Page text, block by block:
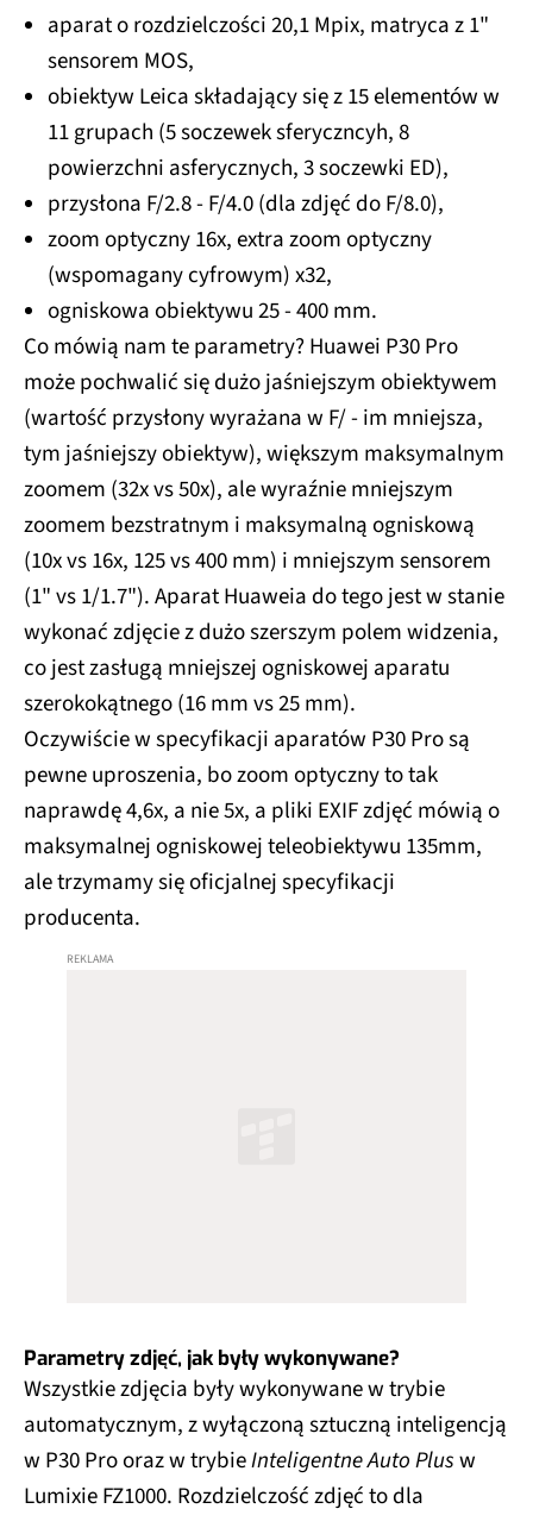
aparat o rozdzielczości 20,1 Mpix, matryca z 1"
sensorem MOS,
obiektyw Leica składający się z 15 elementów w
11 grupach (5 soczewek sferyczncyh, 8
powierzchni asferycznych, 3 soczewki ED),
przysłona F/2.8 - F/4.0 (dla zdjęć do F/8.0),
zoom optyczny 16x, extra zoom optyczny
(wspomagany cyfrowym) x32,
ogniskowa obiektywu 25 - 400 mm.
Co mówią nam te parametry? Huawei P30 Pro
może pochwalić się dużo jaśniejszym obiektywem
(wartość przysłony wyrażana w F/ - im mniejsza,
tym jaśniejszy obiektyw), większym maksymalnym
zoomem (32x vs 50x), ale wyraźnie mniejszym
zoomem bezstratnym i maksymalną ogniskową
(10x vs 16x, 125 vs 400 mm) i mniejszym sensorem
(1" vs 1/1.7"). Aparat Huaweia do tego jest w stanie
wykonać zdjęcie z dużo szerszym polem widzenia,
co jest zasługą mniejszej ogniskowej aparatu
szerokokątnego (16 mm vs 25 mm).
Oczywiście w specyfikacji aparatów P30 Pro są
pewne uproszenia, bo zoom optyczny to tak
naprawdę 4,6x, a nie 5x, a pliki EXIF zdjęć mówią o
maksymalnej ogniskowej teleobiektywu 135mm,
ale trzymamy się oficjalnej specyfikacji
producenta.
Parametry zdjęć, jak były wykonywane?
Wszystkie zdjęcia były wykonywane w trybie
automatycznym, z wyłączoną sztuczną inteligencją
w P30 Pro oraz w trybieInteligentne Auto Plusw
Lumixie FZ1000. Rozdzielczość zdjęć to dla